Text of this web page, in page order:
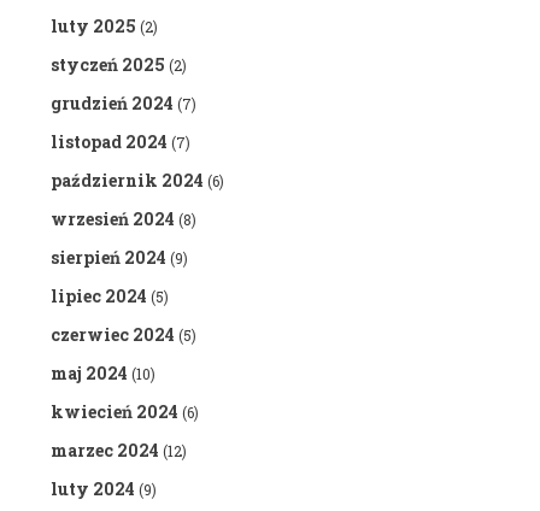
luty 2025 (2)
styczeń 2025 (2)
grudzień 2024 (7)
listopad 2024 (7)
październik 2024 (6)
wrzesień 2024 (8)
sierpień 2024 (9)
lipiec 2024 (5)
czerwiec 2024 (5)
maj 2024 (10)
kwiecień 2024 (6)
marzec 2024 (12)
luty 2024 (9)